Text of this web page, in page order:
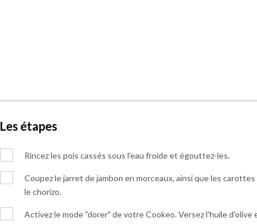
Les étapes
Rincez les pois cassés sous l'eau froide et égouttez-les.
Coupez le jarret de jambon en morceaux, ainsi que les
le chorizo.
Activez le mode "dorer" de votre Cookeo. Versez l'huile d'olive